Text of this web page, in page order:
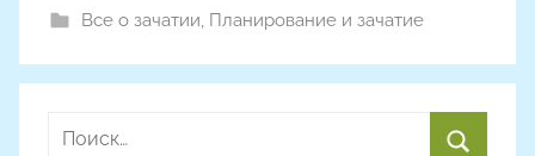
Все о зачатии Планирование и зачатие
Найти: